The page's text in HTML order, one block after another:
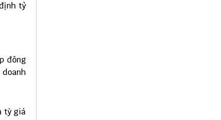
tỷ
đông
tỳ giá